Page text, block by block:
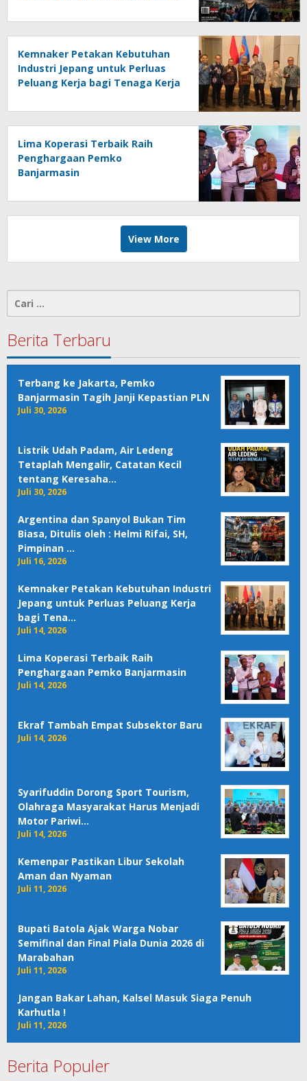
Kemnaker Petakan Kebutuhan
Industri Jepang untuk Perluas
Peluang Kerja bagi Tenaga Kerja
Lima Koperasi Terbaik Raih
Penghargaan Pemko
Banjarmasin
View More
untuk:
Berita Terbaru
Terbang ke Jakarta, Pemko
Banjarmasin Tagih Janji Kepastian PLN
Juli 30, 2026
Listrik Udah Padam, Air Ledeng
Tetaplah Mengalir, Catatan Kecil
tentang Keresaha…
Juli 30, 2026
Argentina dan Spanyol Bukan Tim
Biasa, Ditulis oleh : Helmi Rifai, SH,
Pimpinan …
Juli 16, 2026
Kemnaker Petakan Kebutuhan Industri
Jepang untuk Perluas Peluang Kerja
bagi Tena…
Juli 14, 2026
Lima Koperasi Terbaik Raih
Penghargaan Pemko Banjarmasin
Juli 14, 2026
Ekraf Tambah Empat Subsektor Baru
Juli 14, 2026
Syarifuddin Dorong Sport Tourism,
Olahraga Masyarakat Harus Menjadi
Motor Pariwi…
Juli 14, 2026
Kemenpar Pastikan Libur Sekolah
Aman dan Nyaman
Juli 11, 2026
Bupati Batola Ajak Warga Nobar
Semifinal dan Final Piala Dunia 2026 di
Marabahan
Juli 11, 2026
Jangan Bakar Lahan, Kalsel Masuk Siaga Penuh
Karhutla !
Juli 11, 2026
Berita Populer